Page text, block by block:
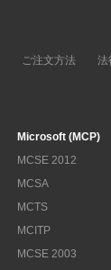
ご注文方法 法
Microsoft (MCP)
MCSE 2012
MCSA
MCTS
MCITP
MCSE 2003